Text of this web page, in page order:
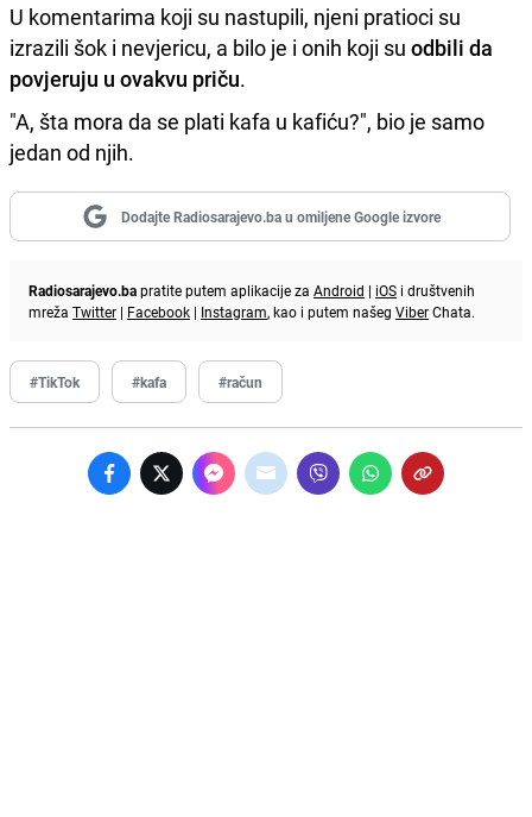
U komentarima koji su nastupili, njeni pratioci su
izrazili šok i nevjericu, a bilo je i onih koji su odbili da
povjeruju u ovakvu priču.
"A, šta mora da se plati kafa u kafiću?", bio je samo
jedan od njih.
Dodajte Radiosarajevo.ba u omiljene Google izvore
Radiosarajevo.bapratite putem aplikacije za Android | iOS i društvenih
mreža Twitter | Facebook | Instagram, kao i putem našeg ViberChata.
#TikTok #kafa #račun